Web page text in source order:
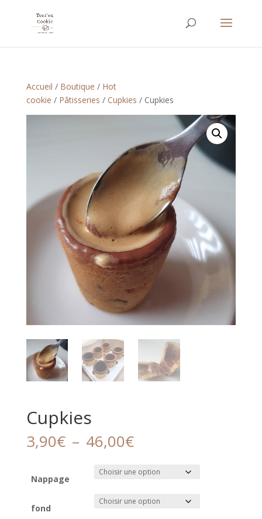
Accueil / Boutique / Hot
cookie / Pâtisseries / Cupkies / Cupkies
Cupkies
3,90€ – 46,00€Plage
de
prix :
3,90€
à
46,00€
Nappage
fond